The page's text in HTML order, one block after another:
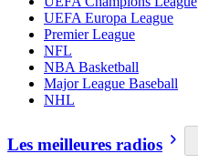
UEFA Europa League
Premier League
NFL
NBA Basketball
Major League Baseball
NHL
Les meilleures radios